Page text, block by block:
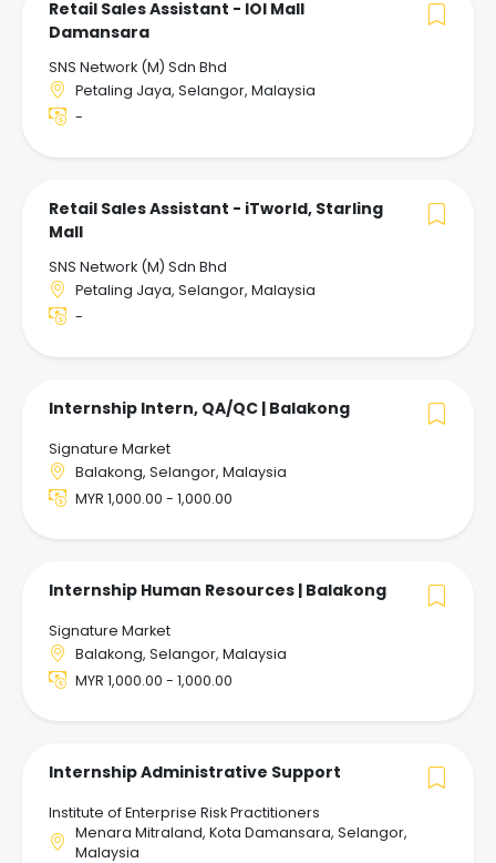
Retail Sales Assistant - IOI Mall
Damansara
SNS Network (M) Sdn Bhd
Petaling Jaya, Selangor, Malaysia
-
Retail Sales Assistant - iTworld, Starling
Mall
SNS Network (M) Sdn Bhd
Petaling Jaya, Selangor, Malaysia
-
Internship Intern, QA/QC | Balakong
Signature Market
Balakong, Selangor, Malaysia
MYR 1,000.00 - 1,000.00
Internship Human Resources | Balakong
Signature Market
Balakong, Selangor, Malaysia
MYR 1,000.00 - 1,000.00
Internship Administrative Support
Institute of Enterprise Risk Practitioners
Menara Mitraland, Kota Damansara, Selangor,
Malaysia